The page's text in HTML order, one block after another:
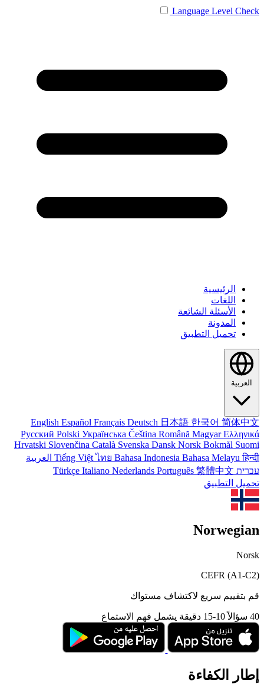
Language Level Check
الرئيسية
اللغات
الأسئلة الشائعة
المدونة
تحميل التطبيق
العربية
English Español Français Deutsch 日本語 한국어 简体中文
Русский Polski Українська Čeština Română MagyarΕλληνικά
Hrvatski Slovenčina Català Svenska Dansk Norsk Bokmål Suomi
Tiếng Việtไทย Bahasa Indonesia Bahasa Melayuहिन्दी
العربية
עברית
Türkçe Italiano Nederlands Português 繁體中文
تحميل التطبيق
Norwegian
Norsk
CEFR (A1-C2)
قم بتقييم سريع لاكتشاف مستواك
40 سؤالاً 10-15 دقيقة يشمل فهم الاستماع
إطار الكفاءة